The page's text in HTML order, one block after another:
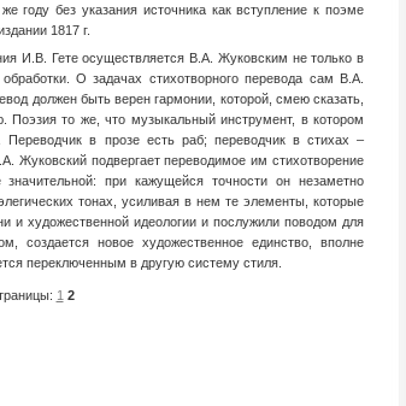
году без указания источника как вступление к поэме
1817 г.
И.В. Гете осуществляется В.А. Жуковским не только в
О задачах стихотворного перевода сам В.А.
должен быть верен гармонии, которой, смею сказать,
Поэзия то же, что музыкальный инструмент, в котором
Переводчик в прозе есть раб; переводчик в стихах –
Жуковский подвергает переводимое им стихотворение
при кажущейся точности он незаметно
тонах, усиливая в нем те элементы, которые
и художественной идеологии и послужили поводом для
создается новое художественное единство, вполне
переключенным в другую систему стиля.
1 2